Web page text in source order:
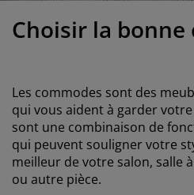
de chambre
enfants
entretien meubles
d'extérieur
enfant
Choisir la bonne
Les commodes sont des
qui vous aident à garder
sont une combinaison de
qui peuvent souligner votre
meilleur de votre salon, salle
ou autre pièce.